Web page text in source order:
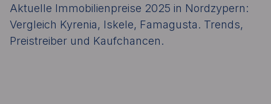
Aktuelle Immobilienpreise 2025 in Nordzypern:
Vergleich Kyrenia, Iskele, Famagusta. Trends,
Preistreiber und Kaufchancen.